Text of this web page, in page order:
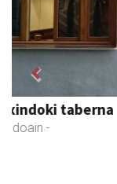
Aldama tapia
Andoain
Previous